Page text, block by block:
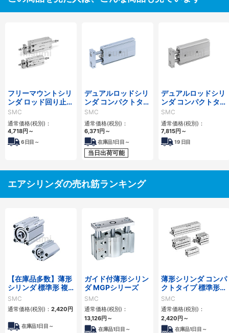
フリーマウントシリ
ンダ ロッド回り止め
形 複動・両ロッド
CUKWシリーズ
SMC
通常価格(税別)：
4,718円 ～
6 日目～
デュアルロッドシリ
ンダ コンパクトタイ
プ CXSJシリーズ
SMC
通常価格(税別)：
6,371円 ～
在庫品1日目～
当日出荷可能
デュアルロッドシリ
ンダ コンパクトタイ
プ 二次電池対応
25A-CXSJシリーズ
SMC
通常価格(税別)：
7,815円 ～
19 日目
エアシリンダの売れ筋ランキング
【在庫品多数】薄形
シリンダ 標準形 複
動・片ロッド CQ2
シリーズ
SMC
通常価格(税別)： 2,420 円
在庫品1日目～
ガイド付薄形シリン
ダ MGPシリーズ
SMC
通常価格(税別)：
13,126円 ～
在庫品1日目～
薄形シリンダ コンパ
クトタイプ 標準形
複動 片ロッド CQS
シリーズ
SMC
通常価格(税別)：
2,420 円 ～
在庫品1日目～